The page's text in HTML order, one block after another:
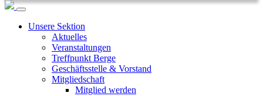
Unsere Sektion
Aktuelles
Veranstaltungen
Treffpunkt Berge
Geschäftsstelle & Vorstand
Mitgliedschaft
Mitglied werden